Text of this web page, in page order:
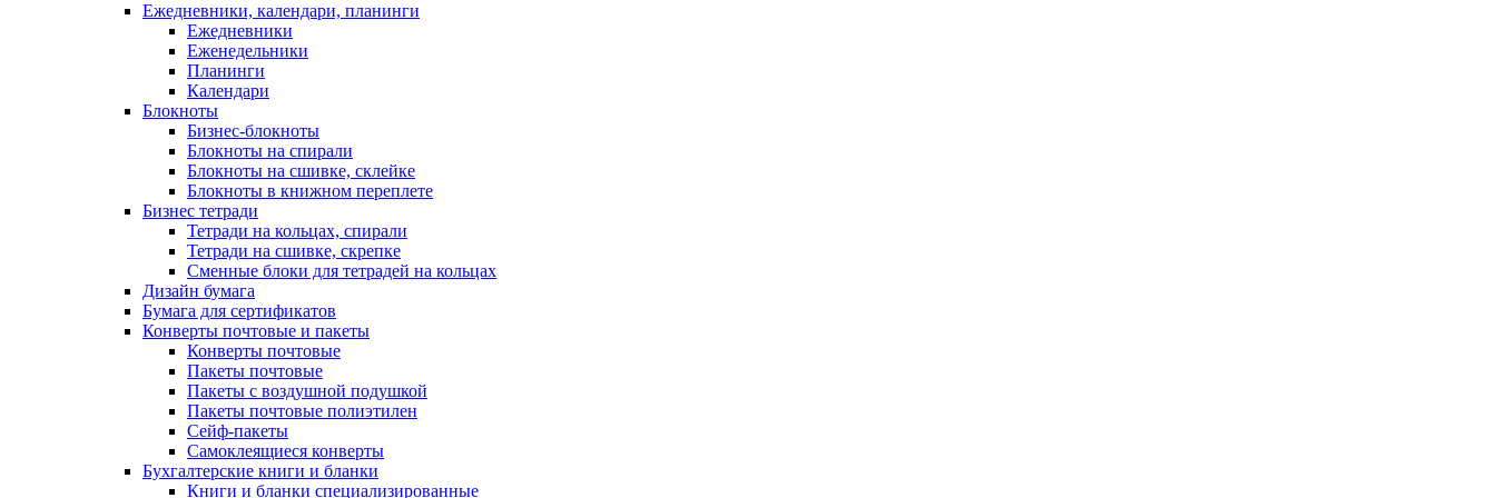
Ежедневники, календари, планинги
Ежедневники
Еженедельники
Планинги
Календари
Блокноты
Бизнес-блокноты
Блокноты на спирали
Блокноты на сшивке, склейке
Блокноты в книжном переплете
Бизнес тетради
Тетради на кольцах, спирали
Тетради на сшивке, скрепке
Сменные блоки для тетрадей на кольцах
Дизайн бумага
Бумага для сертификатов
Конверты почтовые и пакеты
Конверты почтовые
Пакеты почтовые
Пакеты с воздушной подушкой
Пакеты почтовые полиэтилен
Сейф-пакеты
Самоклеящиеся конверты
Бухгалтерские книги и бланки
Книги и бланки специализированные